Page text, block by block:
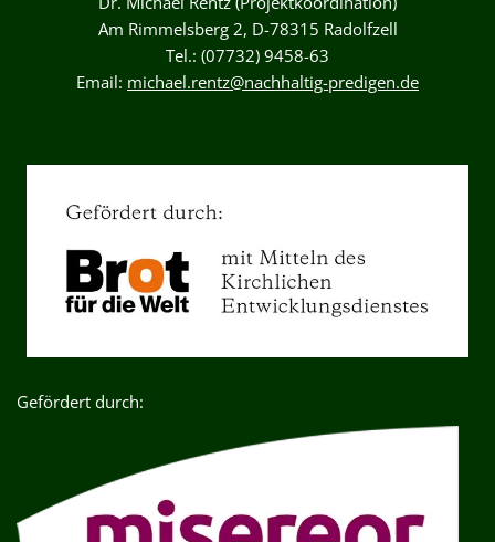
Am Rimmelsberg 2, D-78315 Radolfzell
Tel.: (07732) 9458-63
Email: michael.rentz@nachhaltig-predigen.de
Gefördert durch: